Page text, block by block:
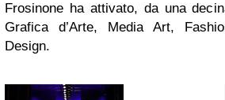
Frosinone ha attivato, da una
Grafica d’Arte, Media Art,
Design.